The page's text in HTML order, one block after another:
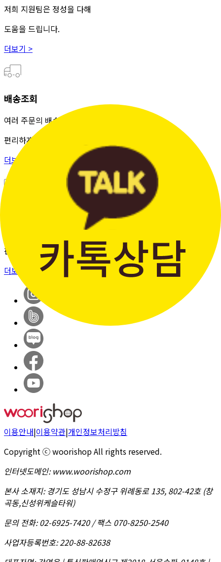
저희 지원팀은 정성을 다해
도움을 드립니다.
더보기 >
배송조회
여러 주문의 배송 상태를 한 화면에서
편리하게 조회할 수 있습니다.
더보기 >
간단한 가입 프로세스 & 편리한
판매 시스템
더보기 >
이용안내|이용약관|개인정보처리방침
Copyright ⓒ woorishop All rights reserved.
인터넷도메인:www.woorishop.com
본사 소재지:경기도 성남시 수정구 위례동로 135, 802-42호 (창
곡동,신성위케슬타워)
문의 전화:02-6925-7420 / 팩스 070-8250-2540
사업자등록번호:220-88-82638